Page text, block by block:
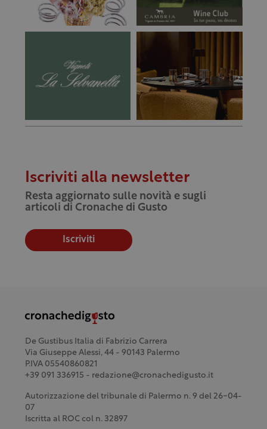
Iscriviti alla newsletter
Resta aggiornato sulle novità e sugli
articoli di Cronache di Gusto
Iscriviti
De Gustibus Italia di Fabrizio Carrera
Via Giuseppe Alessi, 44 - 90143 Palermo
P.IVA 05540860821
+39 091 336915 - redazione@cronachedigusto.it
Autorizzazione del tribunale di Palermo n. 9 del 26-04-
07
Iscritta al ROC col n. 32897